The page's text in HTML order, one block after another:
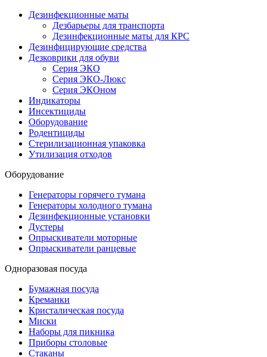
Дезинфекционные маты
Дезбарьеры для транспорта
Дезинфекционные маты для КРС
Дезинфицирующие средства
Дезковрики для обуви
Серия ЭКО
Серия ЭКО-Люкс
Серия ЭКОном
Индикаторы
Инсектициды
Оборудование
Родентициды
Стерилизационная упаковка
Утилизация отходов
Оборудование
Генераторы горячего тумана
Генераторы холодного тумана
Дезинфекционные установки
Дустеры
Опрыскиватели моторные
Опрыскиватели ранцевые
Одноразовая посуда
Бумажная посуда
Креманки
Кристалическая посуда
Миски
Наборы для пикника
Приборы столовые
Стаканы